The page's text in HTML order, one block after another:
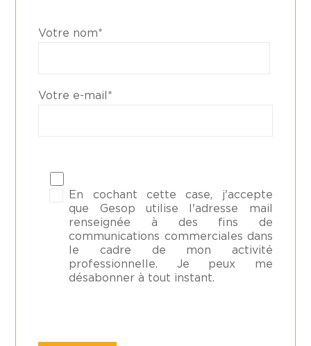
Votre nom*
Votre e-mail*
En cochant cette case, j'accepte
que Gesop utilise l'adresse mail
renseignée à des fins de
communications commerciales dans
le cadre de mon activité
professionnelle. Je peux me
désabonner à tout instant.